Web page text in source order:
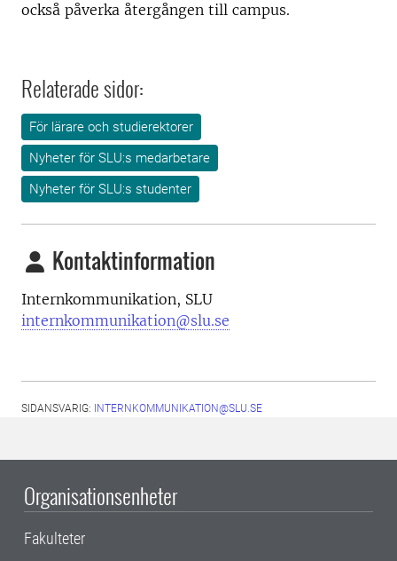
också påverka återgången till campus.
Relaterade sidor:
För lärare och studierektorer
Nyheter för SLU:s medarbetare
Nyheter för SLU:s studenter
Kontaktinformation
Internkommunikation, SLU
internkommunikation@slu.se
SIDANSVARIG: INTERNKOMMUNIKATION@SLU.SE
Organisationsenheter
Fakulteter